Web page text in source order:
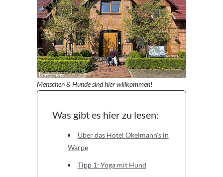
Menschen & Hunde sind hier willkommen!
Was gibt es hier zu lesen:
Über das Hotel Okelmann's in
Warpe
Tipp 1: Yoga mit Hund